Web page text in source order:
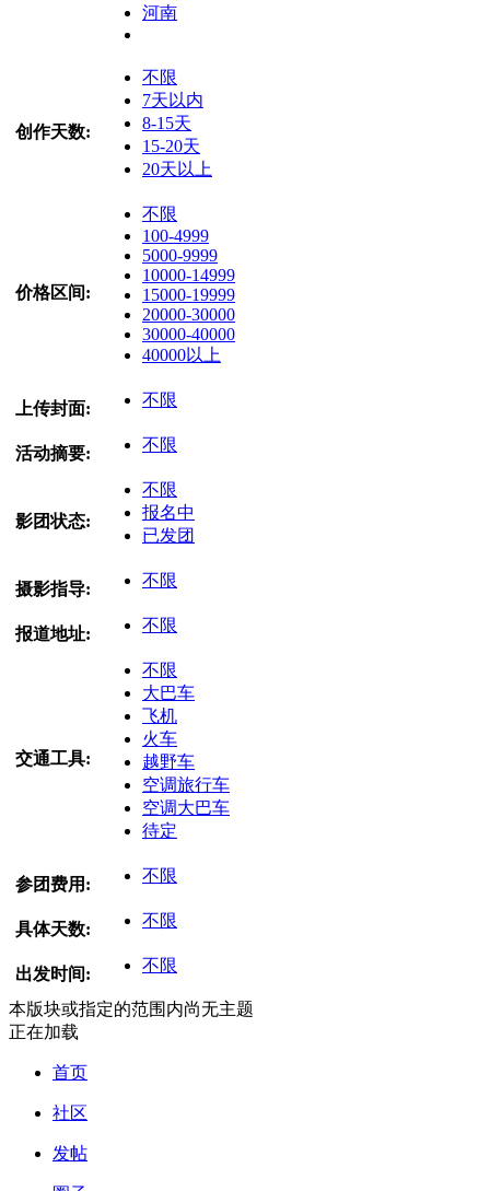
河南
创作天数:
不限
7天以内
8-15天
15-20天
20天以上
价格区间:
不限
100-4999
5000-9999
10000-14999
15000-19999
20000-30000
30000-40000
40000以上
上传封面: 不限
活动摘要: 不限
影团状态:
不限
报名中
已发团
摄影指导: 不限
报道地址: 不限
交通工具:
不限
大巴车
飞机
火车
越野车
空调旅行车
空调大巴车
待定
参团费用: 不限
具体天数: 不限
出发时间: 不限
本版块或指定的范围内尚无主题
正在加载
首页
社区
发帖